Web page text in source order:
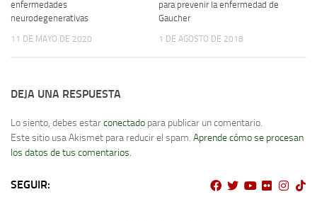
enfermedades
neurodegenerativas
11 DE MAYO DE 2020
para prevenir la enfermedad de
Gaucher
1 DE AGOSTO DE 2018
DEJA UNA RESPUESTA
Lo siento, debes estarconectado para publicar un comentario.
Este sitio usa Akismet para reducir el spam. Aprende cómo se procesan
los datos de tus comentarios.
SEGUIR: